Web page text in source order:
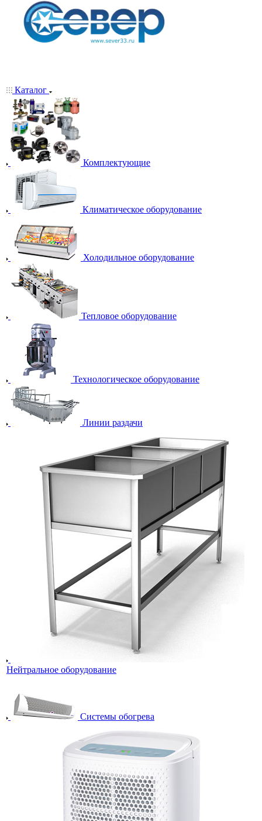
Каталог
Комплектующие
Климатическое оборудование
Холодильное оборудование
Тепловое оборудование
Технологическое оборудование
Линии раздачи
Нейтральное оборудование
Системы обогрева